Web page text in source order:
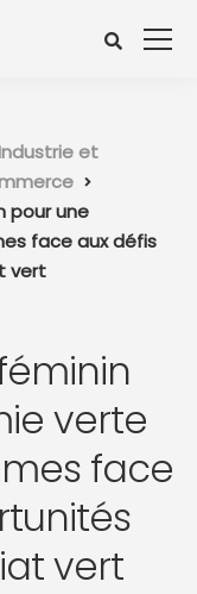
et
pour une
face aux défis
vert
verte
face
vert